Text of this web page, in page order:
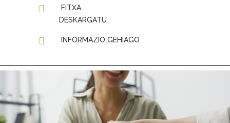
FITXA
DESKARGATU
INFORMAZIO GEHIAGO